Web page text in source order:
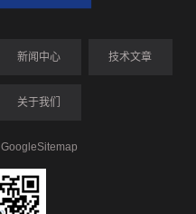
新闻中心 技术文章
关于我们
GoogleSitemap